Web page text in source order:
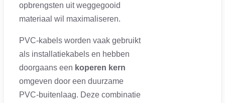
opbrengsten uit weggegooid
materiaal wil maximaliseren.
PVC-kabels worden vaak gebruikt
als installatiekabels en hebben
doorgaans een koperen kern
omgeven door een duurzame
PVC-buitenlaag. Deze combinatie